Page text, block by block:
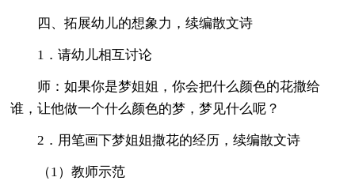
四、拓展幼儿的想象力，续编散文诗
1．请幼儿相互讨论
师：如果你是梦姐姐，你会把什么颜色的花撒给
谁，让他做一个什么颜色的梦，梦见什么呢？
2．用笔画下梦姐姐撒花的经历，续编散文诗
（1）教师示范